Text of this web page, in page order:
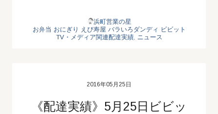
浜町営業の星
お弁当 おにぎり えび寿屋 バラいろダンディ ビビット
TV・メディア関連配達実績, ニュース
2016年05月25日
《配達実績》5月25日ビビッ